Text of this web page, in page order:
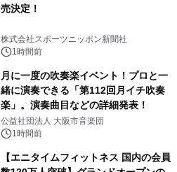
売決定！
株式会社スポーツニッポン新聞社
1時間前
月に一度の吹奏楽イベント！プロと一
緒に演奏できる「第112回月イチ吹奏
楽」。演奏曲目などの詳細発表！
公益社団法人 大阪市音楽団
1時間前
【エニタイムフィットネス 国内の会員